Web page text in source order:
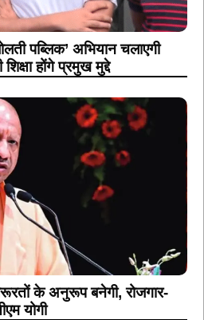
पब्लिक’ अभियान चलाएगी
होंगे प्रमुख मुद्दे
के अनुरूप बनेगी, रोजगार-
योगी